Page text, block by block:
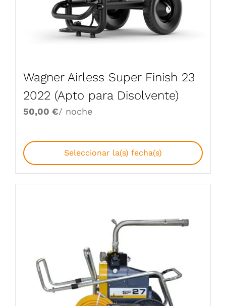
Wagner Airless Super Finish 23
2022 (Apto para Disolvente)
50,00 €/ noche
Seleccionar la(s) fecha(s)